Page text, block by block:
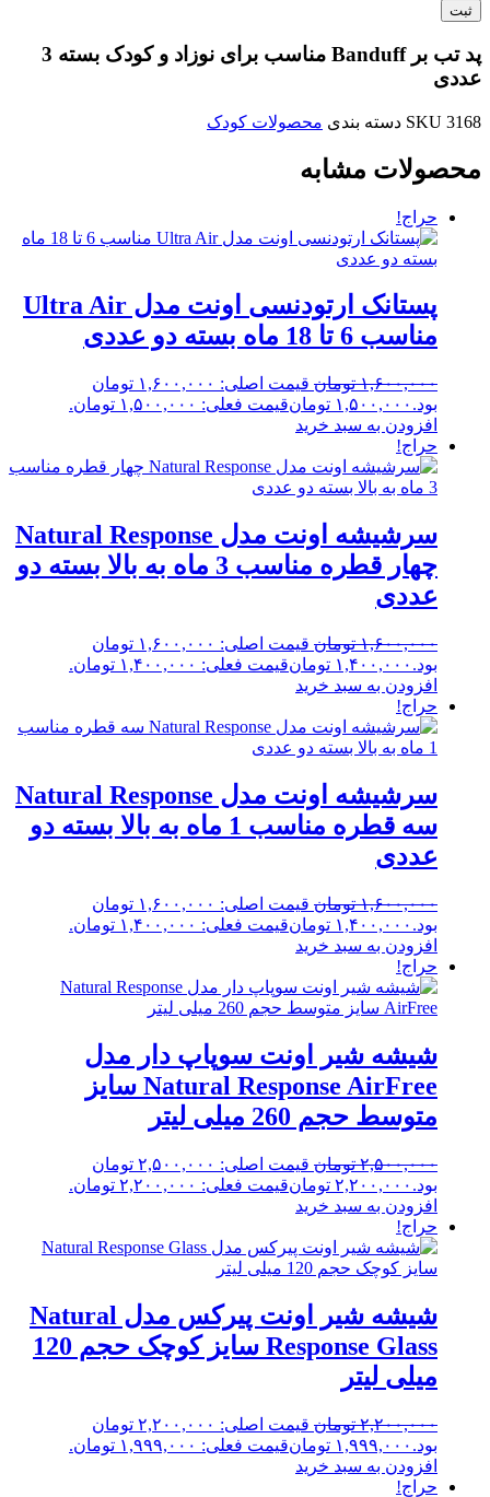
پد تب بر Banduff مناسب برای نوزاد و کودک بسته 3
عددی
SKU 3168 دسته بندی محصولات کودک
محصولات مشابه
حراج!
پستانک ارتودنسی اونت مدل Ultra Air
مناسب 6 تا 18 ماه بسته دو عددی
۱,۶۰۰,۰۰۰ تومان
قیمت اصلی: ۱,۶۰۰,۰۰۰ تومان
بود. ۱,۵۰۰,۰۰۰ تومانقیمت فعلی: ۱,۵۰۰,۰۰۰ تومان.
افزودن به سبد خرید
حراج!
سرشیشه اونت مدل Natural Response
چهار قطره مناسب 3 ماه به بالا بسته دو
عددی
۱,۶۰۰,۰۰۰ تومان
قیمت اصلی: ۱,۶۰۰,۰۰۰ تومان
بود. ۱,۴۰۰,۰۰۰ تومانقیمت فعلی: ۱,۴۰۰,۰۰۰ تومان.
افزودن به سبد خرید
حراج!
سرشیشه اونت مدل Natural Response
سه قطره مناسب 1 ماه به بالا بسته دو
عددی
۱,۶۰۰,۰۰۰ تومان
قیمت اصلی: ۱,۶۰۰,۰۰۰ تومان
بود. ۱,۴۰۰,۰۰۰ تومانقیمت فعلی: ۱,۴۰۰,۰۰۰ تومان.
افزودن به سبد خرید
حراج!
شیشه شیر اونت سوپاپ دار مدل
Natural Response AirFree سایز
متوسط حجم 260 میلی لیتر
۲,۵۰۰,۰۰۰ تومان
قیمت اصلی: ۲,۵۰۰,۰۰۰ تومان
بود. ۲,۲۰۰,۰۰۰ تومانقیمت فعلی: ۲,۲۰۰,۰۰۰ تومان.
افزودن به سبد خرید
حراج!
شیشه شیر اونت پیرکس مدل Natural
Response Glass سایز کوچک حجم 120
میلی لیتر
۲,۲۰۰,۰۰۰ تومان
قیمت اصلی: ۲,۲۰۰,۰۰۰ تومان
بود. ۱,۹۹۹,۰۰۰ تومانقیمت فعلی: ۱,۹۹۹,۰۰۰ تومان.
افزودن به سبد خرید
حراج!